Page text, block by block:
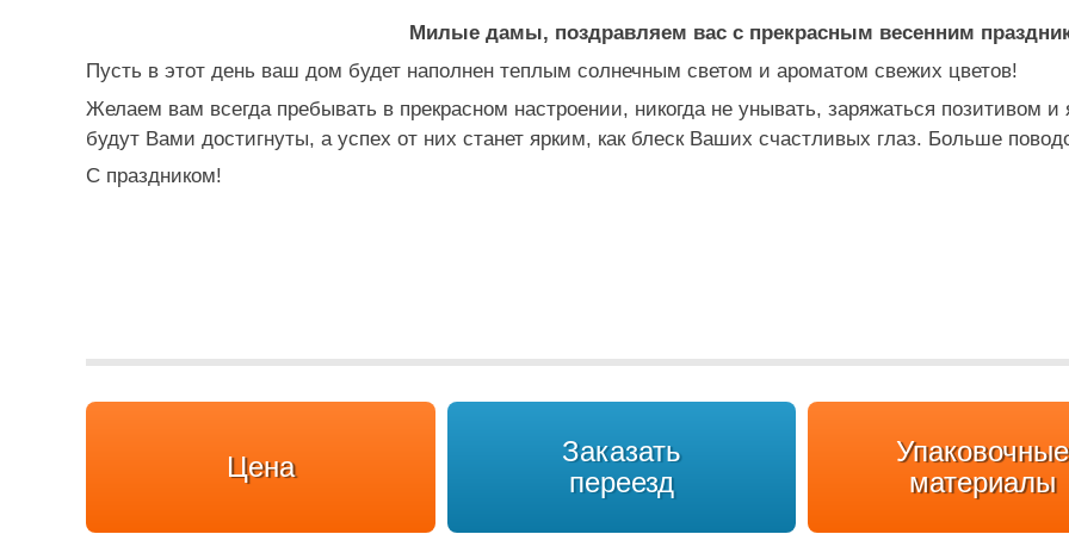
Милые дамы, поздравляем вас с прекрасным весенним
Пусть в этот день ваш дом будет наполнен теплым солнечным светом и ароматом свежих цветов!
Желаем вам всегда пребывать в прекрасном настроении, никогда не унывать, заряжаться позитивом
будут Вами достигнуты, а успех от них станет ярким, как блеск Ваших счастливых глаз. Больше
С праздником!
Цена
Заказать
переезд
Упаковочные
материалы